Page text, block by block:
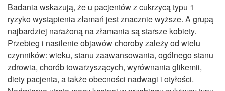
Badania wskazują, że u pacjentów z cukrzycą typu 1
ryzyko wystąpienia złamań jest znacznie wyższe. A grupą
najbardziej narażoną na złamania są starsze kobiety.
Przebieg i nasilenie objawów choroby zależy od wielu
czynników: wieku, stanu zaawansowania, ogólnego stanu
zdrowia, chorób towarzyszących, wyrównania glikemii,
diety pacjenta, a także obecności nadwagi i otyłości.